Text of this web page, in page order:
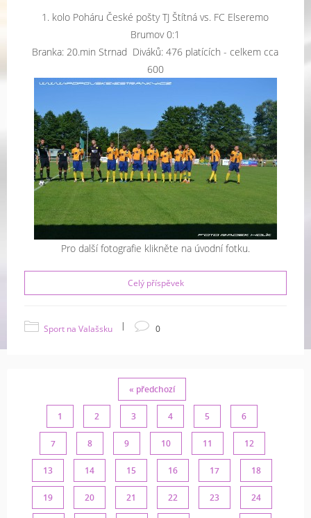
1. kolo Poháru České pošty TJ Štítná vs. FC Elseremo
Brumov 0:1
Branka: 20.min Strnad Diváků: 476 platících - celkem cca
600
Pro další fotografie klikněte na úvodní fotku.
Celý příspěvek
Sport na Valašsku | 0
« předchozí
1 2 3 4 5 6
7 8 9 10 11 12
13 14 15 16 17 18
19 20 21 22 23 24